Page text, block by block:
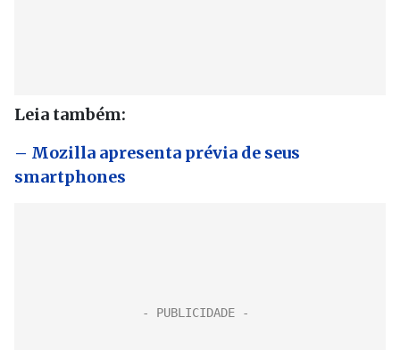
Leia também:
– Mozilla apresenta prévia de seus
smartphones